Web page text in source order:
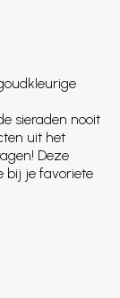
sieraden nooit
uit het
Deze
bij je favoriete